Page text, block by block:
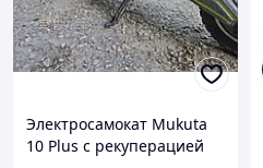
Электросамокат Mukuta
10 Plus с рекуперацией